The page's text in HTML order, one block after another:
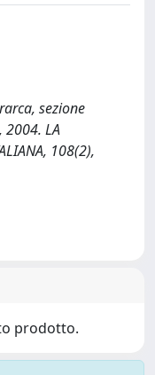
sezione
LA
108(2),
prodotto.